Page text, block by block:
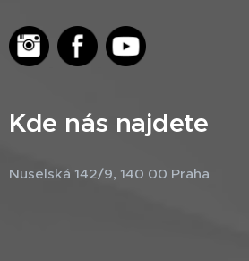
Kde nás najdete
Nuselská 142/9, 140 00 Praha